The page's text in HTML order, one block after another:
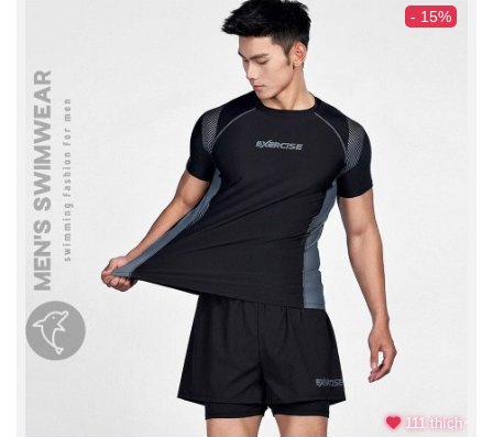
- 15%
111 thích